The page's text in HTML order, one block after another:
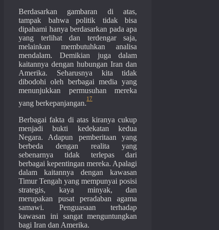
Berdasarkan gambaran di atas,
tampak bahwa politik tidak bisa
dipahami hanya berdasarkan pada apa
yang terlihat dan terdengar saja,
melainkan membutuhkan analisa
mendalam. Demikian juga dalam
kaitannya dengan hubungan Iran dan
Amerika. Seharusnya kita tidak
dibodohi oleh berbagai media yang
menunjukkan permusuhan mereka
yang berkepanjangan.
17
Berbagai fakta di atas kiranya cukup
menjadi bukti kedekatan kedua
Negara. Adapun pemberitaan yang
berbeda dengan realita yang
sebenarnya tidak terlepas dari
berbagai kepentingan mereka. Apalagi
dalam kaitannya dengan kawasan
Timur Tengah yang mempunyai posisi
strategis, kaya minyak, dan
merupakan pusat peradaban agama
samawi. Penguasaan terhadap
kawasan ini sangat menguntungkan
bagi Iran dan Amerika.